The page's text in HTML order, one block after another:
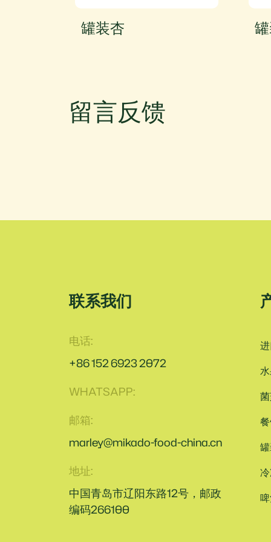
罐装杏
留言反馈
联系我们
电话:
+86 152 6923 2072
WHATSAPP:
邮箱:
marley@mikado-food-china.cn
地址:
中国青岛市辽阳东路12号，邮政
编码266100